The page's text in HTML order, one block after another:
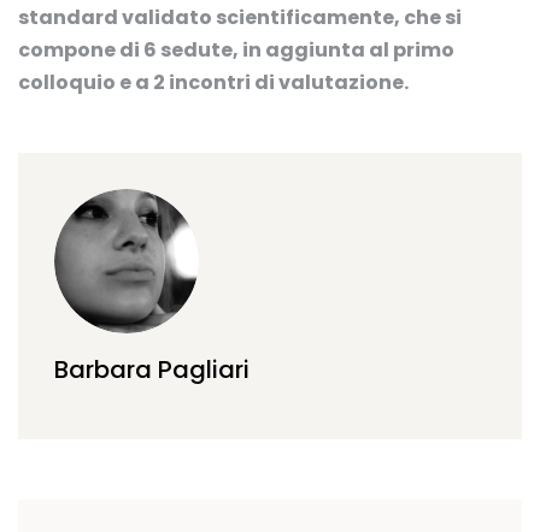
standard validato scientificamente, che si
compone di 6 sedute, in aggiunta al primo
colloquio e a 2 incontri di valutazione.
Barbara Pagliari